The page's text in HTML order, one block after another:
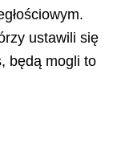
ustawili się
będą mogli to